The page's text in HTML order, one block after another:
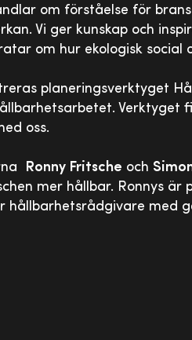
om förståelse för
Vi ger kunskap och
om hur ekologisk social
planeringsverktyget
Verktyget
oss.
Ronny Fritsche och
mer hållbar. Ronnys är
hållbarhetsrådgivare med